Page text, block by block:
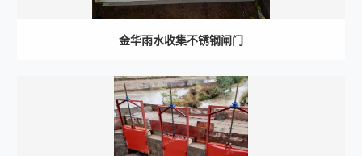
金华雨水收集不锈钢闸门